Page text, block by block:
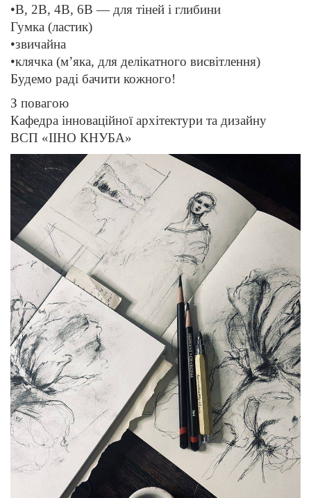
•B, 2B, 4B, 6B — для тіней і глибини
Гумка (ластик)
•звичайна
•клячка (м’яка, для делікатного висвітлення)
Будемо раді бачити кожного!
З повагою
Кафедра інноваційної архітектури та дизайну
ВСП «ІІНО КНУБА»